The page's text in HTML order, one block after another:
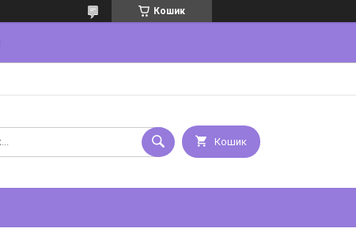
Кошик
Кошик